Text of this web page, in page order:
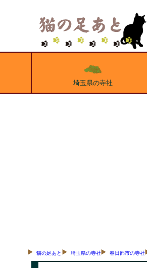
埼玉県の寺社
猫の足あと 埼玉県の寺社 春日部市の寺社